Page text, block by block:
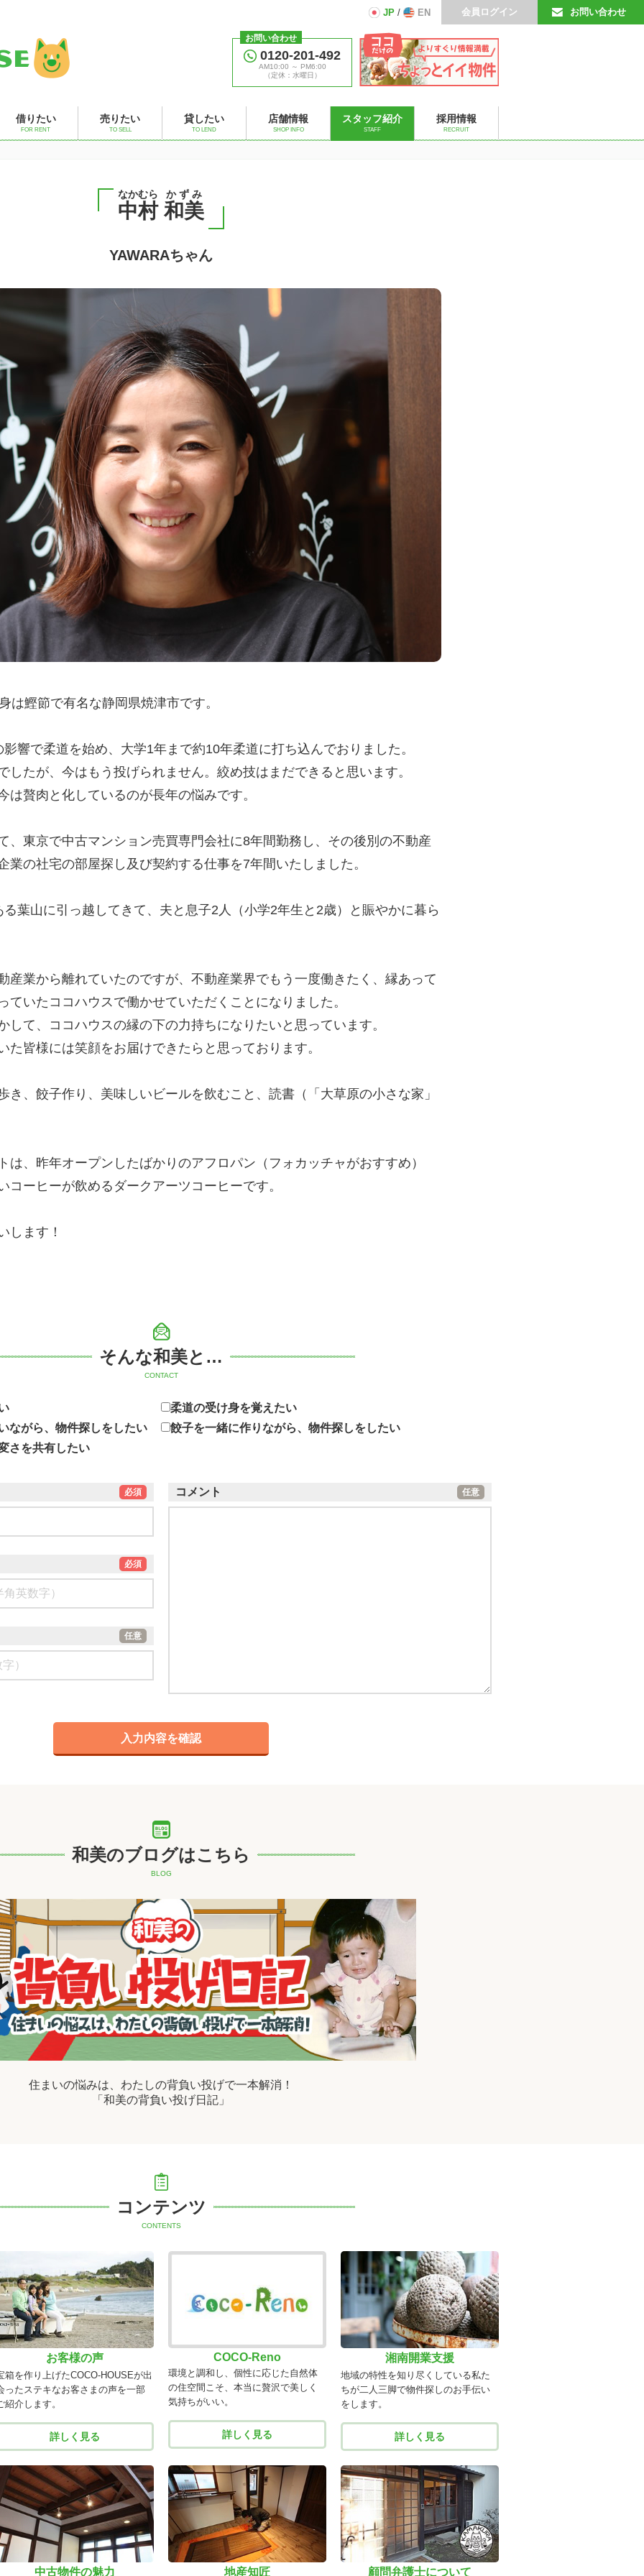
お問い合わせ
会員ログイン
JP / EN
お問い合わせ
0120-201-492
AM10:00 ～ PM6:00
（定休：水曜日）
借りたい
FOR RENT
売りたい
TO SELL
貸したい
TO LEND
店舗情報
SHOP INFO
スタッフ紹介
STAFF
採用情報
RECRUIT
中村
なかむら
和美
かずみ
YAWARAちゃん
は鰹節で有名な静岡県焼津市です。
響で柔道を始め、大学1年まで約10年柔道に打ち込んでおりました。
したが、今はもう投げられません。絞め技はまだできると思います。
は贅肉と化しているのが長年の悩みです。
、東京で中古マンション売買専門会社に8年間勤務し、その後別の不動産
業の社宅の部屋探し及び契約する仕事を7年間いたしました。
葉山に引っ越してきて、夫と息子2人（小学2年生と2歳）と賑やかに暮ら
産業から離れていたのですが、不動産業界でもう一度働きたく、縁あって
ていたココハウスで働かせていただくことになりました。
して、ココハウスの縁の下の力持ちになりたいと思っています。
た皆様には笑顔をお届けできたらと思っております。
き、餃子作り、美味しいビールを飲むこと、読書（「大草原の小さな家」
は、昨年オープンしたばかりのアフロパン（フォカッチャがおすすめ）
コーヒーが飲めるダークアーツコーヒーです。
します！
そんな和美と…
CONTACT
柔道の受け身を覚えたい
ながら、物件探しをしたい
餃子を一緒に作りながら、物件探しをしたい
さを共有したい
必須
必須
任意
コメント 任意
和美のブログはこちら
BLOG
住まいの悩みは、わたしの背負い投げで一本解消！
「和美の背負い投げ日記」
コンテンツ
CONTENTS
お客様の声
箱を作り上げたCOCO-HOUSEが出
ったステキなお客さまの声を一部
紹介します。
詳しく見る
COCO-Reno
環境と調和し、個性に応じた自然体
の住空間こそ、本当に贅沢で美しく
気持ちがいい。
詳しく見る
湘南開業支援
地域の特性を知り尽くしている私た
ちが二人三脚で物件探しのお手伝い
をします。
詳しく見る
中古物件の魅力 地産知匠 顧問弁護士について